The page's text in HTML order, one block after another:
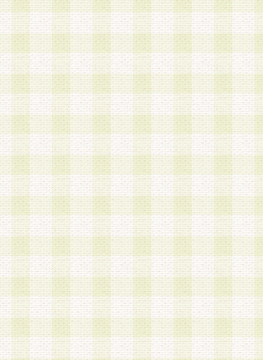
シーポリシー
」に基づき適切に取り扱うものとし
は、当該個人情報を以下の各号に定める目的に利
す。なお、これら事項以外の目的で個人情報を利
かじめ会員の同意を得たうえで利用するものとし
a.本サービスの実施または運営
b.本サービスに係る謝礼、景品、調査サンプル品
c.会員からの電話、メール等の問い合わせなどへ
d.その他これらに付随する業務
2.当社は、会員個人を識別することのできる情報
会員情報を本人の承諾なく第三者に開示すること
人を識別できる情報について第三者に開示または
社は事前に会員本人の同意を得るものとします。
3.前項の定めに拘わらず、当社は、以下の目的に
意を 得ることなく、会員個人を識別できる情報
づき選定した委託業者に対して当社の責任におい
できるものとします。な お、当社は、当該委託
契約を締結しこれを遵守させるとともに、本規約
の注意をもって当該情報を使用させるものとし ま
a.本サービスに係る謝礼、景品、調査サンプル品
b.会員からの電話、メール等の問い合わせなどへ
c.モバイルリサーチ、またはグループ形式による
実施もしくは運営